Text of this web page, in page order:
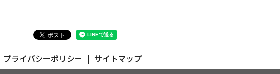
プライバシーポリシー サイトマップ